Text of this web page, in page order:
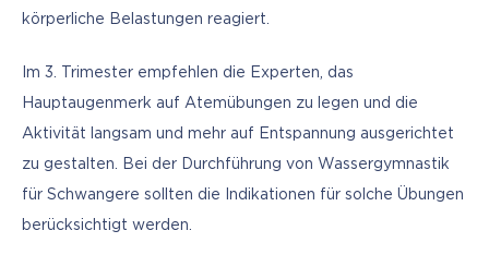
körperliche Belastungen reagiert.
Im 3. Trimester empfehlen die Experten, das
Hauptaugenmerk auf Atemübungen zu legen und die
Aktivität langsam und mehr auf Entspannung ausgerichtet
zu gestalten. Bei der Durchführung von Wassergymnastik
für Schwangere sollten die Indikationen für solche Übungen
berücksichtigt werden.